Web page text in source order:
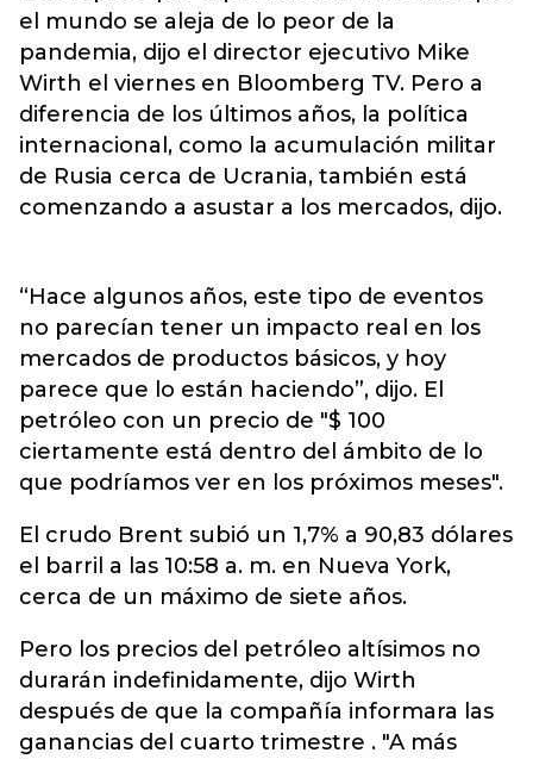
el mundo se aleja de lo peor de la
pandemia, dijo el director ejecutivo Mike
Wirth el viernes en Bloomberg TV. Pero a
diferencia de los últimos años, la política
internacional, como la acumulación militar
de Rusia cerca de Ucrania, también está
comenzando a asustar a los mercados, dijo.
“Hace algunos años, este tipo de eventos
no parecían tener un impacto real en los
mercados de productos básicos, y hoy
parece que lo están haciendo”, dijo. El
petróleo con un precio de "$ 100
ciertamente está dentro del ámbito de lo
que podríamos ver en los próximos meses".
El crudo Brent subió un 1,7% a 90,83 dólares
el barril a las 10:58 a. m. en Nueva York,
cerca de un máximo de siete años.
Pero los precios del petróleo altísimos no
durarán indefinidamente, dijo Wirth
después de que la compañía informara las
ganancias del cuarto trimestre . "A más